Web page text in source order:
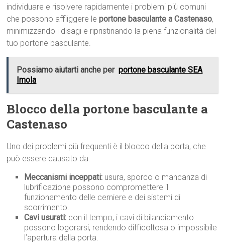
individuare e risolvere rapidamente i problemi più comuni
che possono affliggere leportone basculante a Castenaso,
minimizzando i disagi e ripristinando la piena funzionalità del
tuo portone basculante.
Possiamo aiutarti anche per portone basculante SEA
Imola
Blocco della portone basculante a
Castenaso
Uno dei problemi più frequenti è il blocco della porta, che
può essere causato da:
Meccanismi inceppati: usura, sporco o mancanza di
lubrificazione possono compromettere il
funzionamento delle cerniere e dei sistemi di
scorrimento.
Cavi usurati: con il tempo, i cavi di bilanciamento
possono logorarsi, rendendo difficoltosa o impossibile
l’apertura della porta.